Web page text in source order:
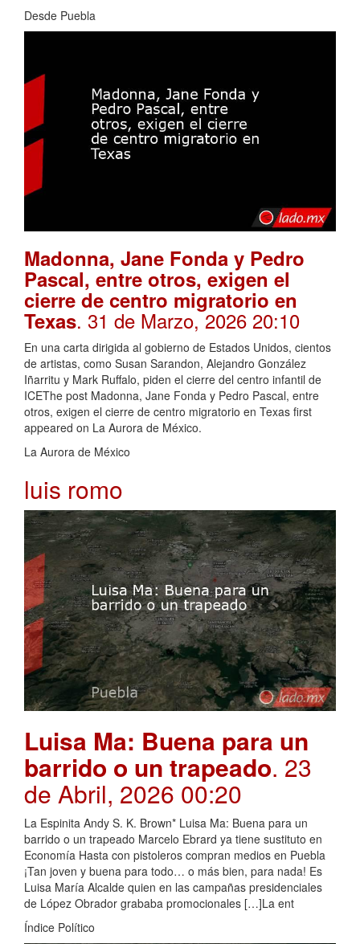
Desde Puebla
Madonna, Jane Fonda y Pedro
Pascal, entre otros, exigen el
cierre de centro migratorio en
Texas. 31 de Marzo, 2026 20:10
En una carta dirigida al gobierno de Estados Unidos, cientos
de artistas, como Susan Sarandon, Alejandro González
Iñarritu y Mark Ruffalo, piden el cierre del centro infantil de
ICEThe post Madonna, Jane Fonda y Pedro Pascal, entre
otros, exigen el cierre de centro migratorio en Texas first
appeared on La Aurora de México.
La Aurora de México
luis romo
Luisa Ma: Buena para un
barrido o un trapeado. 23
de Abril, 2026 00:20
La Espinita Andy S. K. Brown* Luisa Ma: Buena para un
barrido o un trapeado Marcelo Ebrard ya tiene sustituto en
Economía Hasta con pistoleros compran medios en Puebla
¡Tan joven y buena para todo… o más bien, para nada! Es
Luisa María Alcalde quien en las campañas presidenciales
de López Obrador grababa promocionales […]La ent
Índice Político